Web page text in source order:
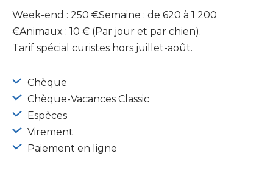
Week-end : 250 €Semaine : de 620 à 1 200
€Animaux : 10 € (Par jour et par chien).
Tarif spécial curistes hors juillet-août.
Chèque
Chèque-Vacances Classic
Espèces
Virement
Paiement en ligne